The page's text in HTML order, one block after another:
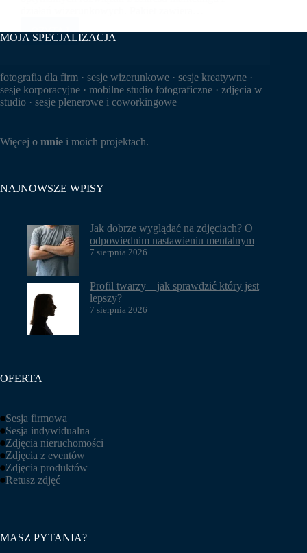
CZYTAJ
PAKIET
FIRM
–
OFERTA
SPECJALNA
MOJA SPECJALIZACJA
fotografia dla firm · sesje wizerunkowe · sesje kreatywne ·
sesje korporacyjne · mobilne studio fotograficzne · zdjęcia w
studio · sesje plenerowe i coworkingowe
Więcej o mnie i moich projektach.
NAJNOWSZE WPISY
Jak dobrze wyglądać na zdjęciach? O
odpowiednim nastawieniu mentalnym
7 sierpnia 2026
Profil twarzy – jak sprawdzić który jest
lepszy?
7 sierpnia 2026
OFERTA
Sesja firmowa
Sesja indywidualna
Zdjęcia nieruchomości
Zdjęcia z eventów
Zdjęcia produktów
Retusz zdjęć
MASZ PYTANIA?